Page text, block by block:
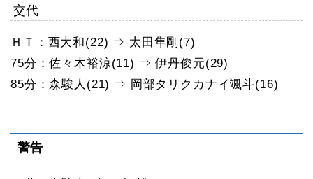
交代
ＨＴ：西大和(22) ⇒ 太田隼剛(7)
75分：佐々木裕涼(11) ⇒ 伊丹俊元(29)
85分：森駿人(21) ⇒ 岡部タリクカナイ颯斗(16)
警告